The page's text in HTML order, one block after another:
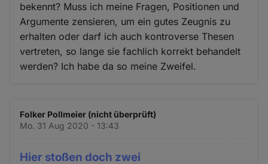
bekennt? Muss ich meine Fragen, Positionen und
Argumente zensieren, um ein gutes Zeugnis zu
erhalten oder darf ich auch kontroverse Thesen
vertreten, so lange sie fachlich korrekt behandelt
werden? Ich habe da so meine Zweifel.
Folker Pollmeier (nicht überprüft)
Mo. 31 Aug 2020 - 13:43
Hier stoßen doch zwei